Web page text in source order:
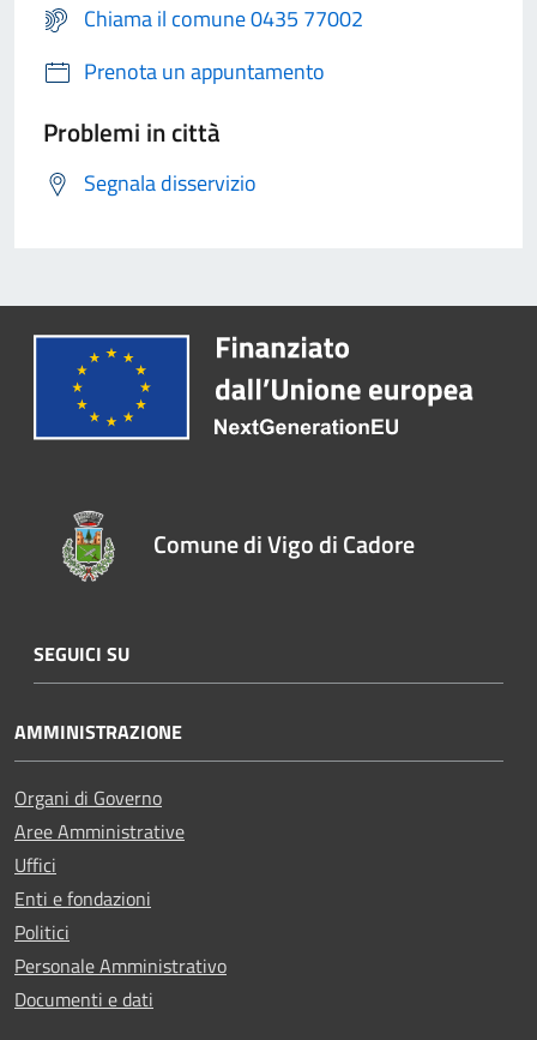
Chiama il comune 0435 77002
Prenota un appuntamento
Problemi in città
Segnala disservizio
Comune di Vigo di Cadore
SEGUICI SU
AMMINISTRAZIONE
Organi di Governo
Aree Amministrative
Uffici
Enti e fondazioni
Politici
Personale Amministrativo
Documenti e dati